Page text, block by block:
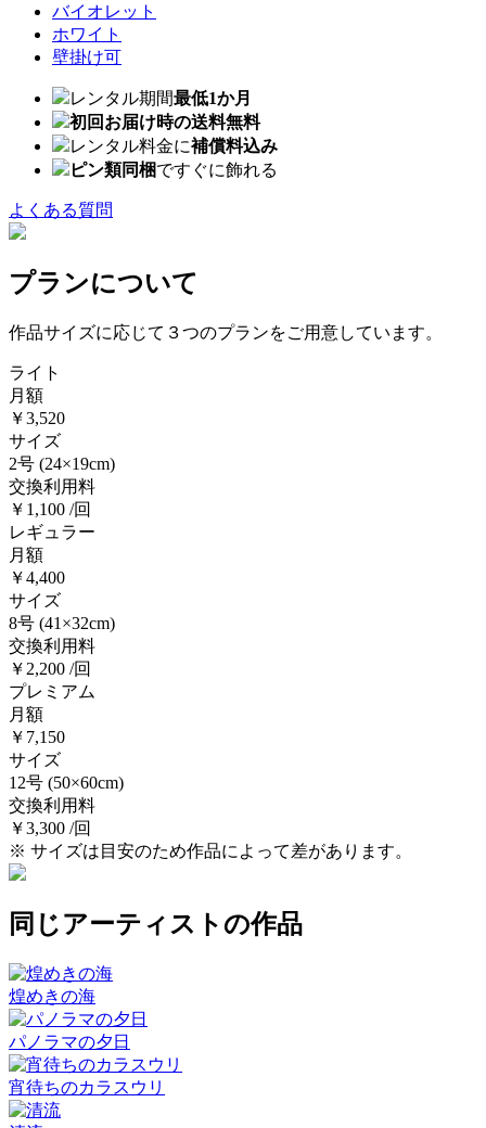
バイオレット
ホワイト
壁掛け可
レンタル期間最低1か月
初回お届け時の送料無料
レンタル料金に補償料込み
ピン類同梱ですぐに飾れる
よくある質問
プランについて
作品サイズに応じて３つのプランをご用意しています。
ライト
月額
￥3,520
サイズ
2号 (24×19cm)
交換利用料
￥1,100 /回
レギュラー
月額
￥4,400
サイズ
8号 (41×32cm)
交換利用料
￥2,200 /回
プレミアム
月額
￥7,150
サイズ
12号 (50×60cm)
交換利用料
￥3,300 /回
※ サイズは目安のため作品によって差があります。
同じアーティストの作品
煌めきの海
パノラマの夕日
宵待ちのカラスウリ